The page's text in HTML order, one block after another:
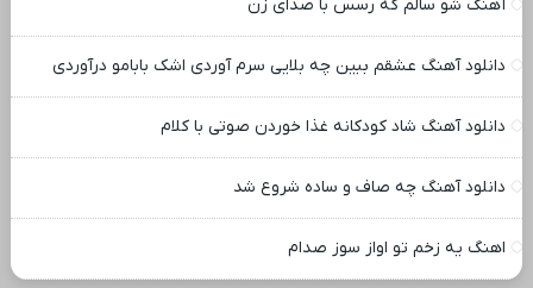
آهنگ شو سالم که رسس با صدای زن
دانلود آهنگ عشقم ببین چه بلایی سرم آوردی اشک بابامو درآوردی
دانلود آهنگ شاد کودکانه غذا خوردن صوتی با کلام
دانلود آهنگ چه صاف و ساده شروع شد
اهنگ یه زخم تو اواز سوز صدام